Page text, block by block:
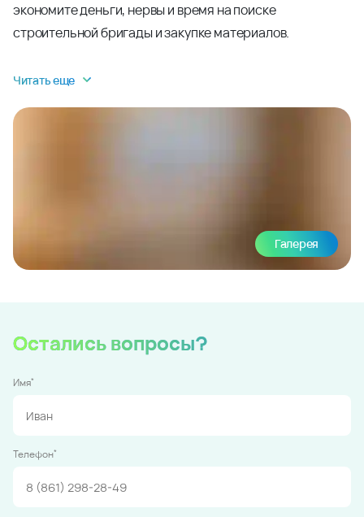
экономите деньги, нервы и время на поиске
строительной бригады и закупке материалов.
Читать еще
Галерея
Остались вопросы?
Имя*
Телефон*